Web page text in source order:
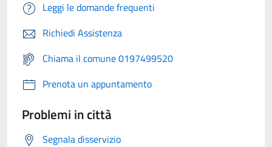
Leggi le domande frequenti
Richiedi Assistenza
Chiama il comune 0197499520
Prenota un appuntamento
Problemi in città
Segnala disservizio